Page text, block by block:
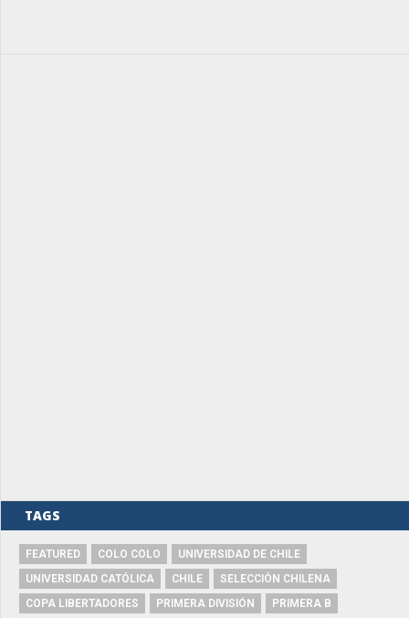
TAGS
FEATURED COLO COLO
UNIVERSIDAD DE CHILE
UNIVERSIDAD CATÓLICA
CHILE
SELECCIÓN CHILENA
COPA LIBERTADORES
PRIMERA DIVISIÓN
PRIMERA B